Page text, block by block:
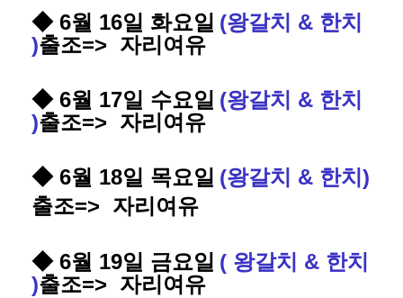
◆ 6월 16일 화요일 (왕갈치 & 한치
)출조=> 자리여유
◆ 6월 17일 수요일 (왕갈치 & 한치
)출조=> 자리여유
◆ 6월 18일 목요일 (왕갈치 & 한치 )
출조=> 자리여유
◆ 6월 19일 금요일 ( 왕갈치 & 한치
)출조=> 자리여유